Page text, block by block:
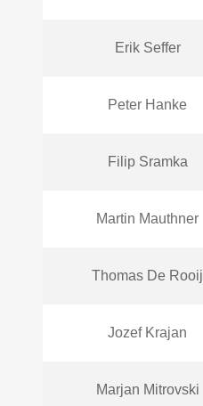
Erik Seffer
Peter Hanke
Filip Sramka
Martin Mauthner
Thomas De Rooij
Jozef Krajan
Marjan Mitrovski